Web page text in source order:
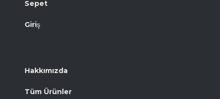
Sepet
Giriş
Hakkımızda
Tüm Ürünler